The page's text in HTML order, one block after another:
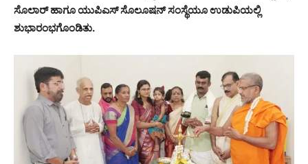
ಸೊಲಾರ್ ಹಾಗೂ ಯುಪಿಎಸ್ ಸೊಲೂಷನ್ ಸಂಸ್ಥೆಯೂ ಉಡುಪಿಯಲ್ಲಿ
ಶುಭಾರಂಭಗೊಂಡಿತು.